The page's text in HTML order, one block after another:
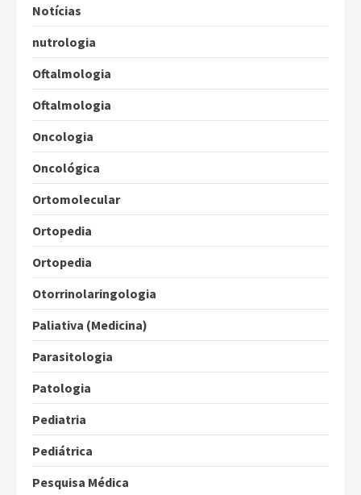
Notícias
nutrologia
Oftalmologia
Oftalmologia
Oncologia
Oncológica
Ortomolecular
Ortopedia
Ortopedia
Otorrinolaringologia
Paliativa (Medicina)
Parasitologia
Patologia
Pediatria
Pediátrica
Pesquisa Médica